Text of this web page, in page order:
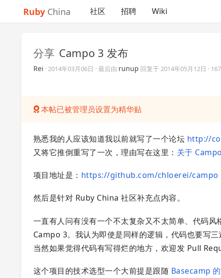
Ruby China 社区 招聘 Wiki
分享 Campo 3 发布
Rei ·2014年03月06日 · 最后由 runup 回复于2014年05月12日 ·
本帖已被管理员设置为精华贴
熟悉我的人应该知道我以前就写了一个论坛 http://
又将它推倒重写了一次，理由写在这里： 关于
项目地址是： https://github.com/chloerei/campo
然后是针对 Ruby China 社区补充点内容。
一直有人问有没有一个不太复杂又不太简单、代码
Campo 3。我认为即使是同样的逻辑，代码也要写
当然如果觉得代码有写得烂的地方，欢迎发 Pull
这个项目的技术选型一个大前提是跟随 Basecamp